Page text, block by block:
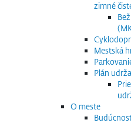
zimné
Mestská
Plán
O meste